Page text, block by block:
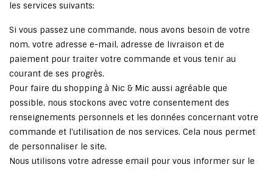
les services suivants:
Si vous passez une commande, nous avons besoin de votre
nom, votre adresse e-mail, adresse de livraison et de
paiement pour traiter votre commande et vous tenir au
courant de ses progrès.
Pour faire du shopping à Nic & Mic aussi agréable que
possible, nous stockons avec votre consentement des
renseignements personnels et les données concernant votre
commande et l'utilisation de nos services. Cela nous permet
de personnaliser le site.
Nous utilisons votre adresse email pour vous informer sur le